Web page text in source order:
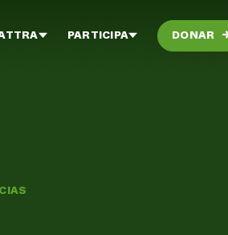
PARTICIPA DONAR